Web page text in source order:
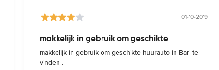
01-10-2019
makkelijk in gebruik om geschikte
makkelijk in gebruik om geschikte huurauto in Bari te
vinden .